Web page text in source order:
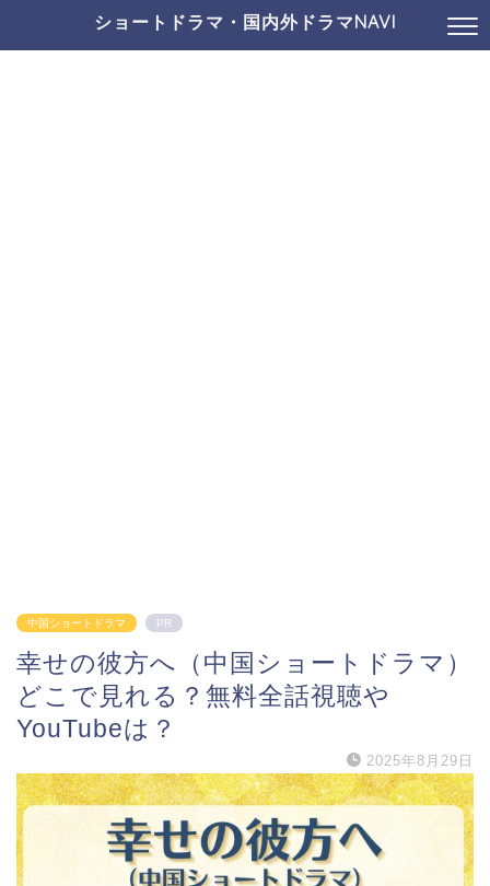
ショートドラマ・国内外ドラマNAVI
中国ショートドラマ PR
幸せの彼方へ（中国ショートドラマ）
どこで見れる？無料全話視聴や
YouTubeは？
2025年8月29日